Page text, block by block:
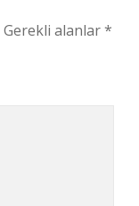
Gerekli alanlar*